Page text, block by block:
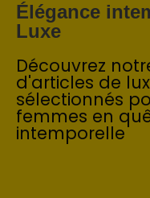
Élégance
Luxe
Découvrez
d'articles de
sélectionnés
femmes en
intemporelle